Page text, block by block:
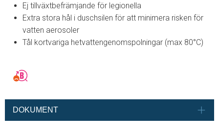
Ej tillväxtbefrämjande för legionella
Extra stora hål i duschsilen för att minimera risken för
vatten aerosoler
Tål kortvariga hetvattengenomspolningar (max 80°C)
DOKUMENT